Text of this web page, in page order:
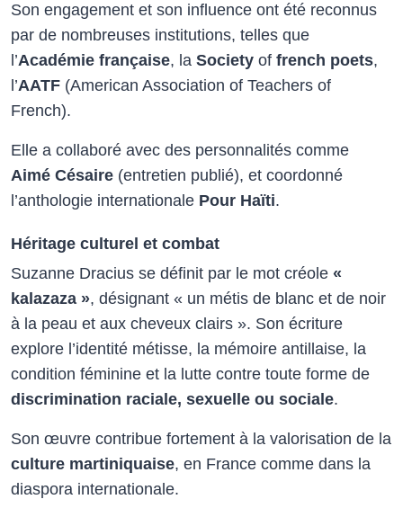
Son engagement et son influence ont été reconnus
par de nombreuses institutions, telles que
l’Académie française, la Society of french poets,
l’AATF (American Association of Teachers of
French).
Elle a collaboré avec des personnalités comme
Aimé Césaire (entretien publié), et coordonné
l’anthologie internationale Pour Haïti.
Héritage culturel et combat
Suzanne Dracius se définit par le mot créole «
kalazaza », désignant « un métis de blanc et de noir
à la peau et aux cheveux clairs ». Son écriture
explore l’identité métisse, la mémoire antillaise, la
condition féminine et la lutte contre toute forme de
discrimination raciale, sexuelle ou sociale.
Son œuvre contribue fortement à la valorisation de la
culture martiniquaise, en France comme dans la
diaspora internationale.